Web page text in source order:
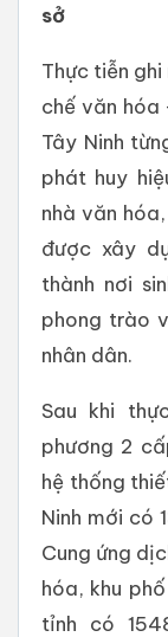
sở
Thực tiễn
chế văn
Tây Ninh
phát huy
nhà văn
được xây
thành nơi
phong trào
nhân dân.
Sau khi
phương 2
hệ thống
Ninh mới có
Cung ứng
hóa, khu
tỉnh có